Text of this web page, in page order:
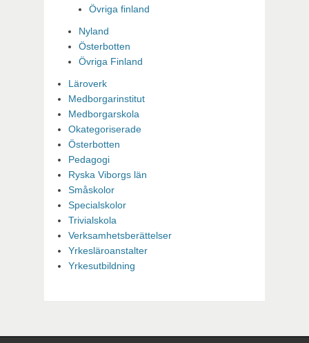
Övriga finland
Nyland
Österbotten
Övriga Finland
Läroverk
Medborgarinstitut
Medborgarskola
Okategoriserade
Österbotten
Pedagogi
Ryska Viborgs län
Småskolor
Specialskolor
Trivialskola
Verksamhetsberättelser
Yrkesläroanstalter
Yrkesutbildning